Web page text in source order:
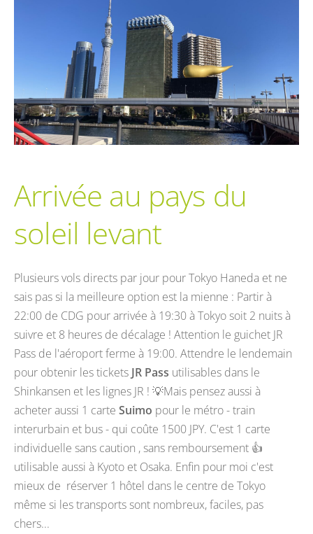
Arrivée au pays du
soleil levant
Plusieurs vols directs par jour pour Tokyo Haneda et ne
sais pas si la meilleure option est la mienne : Partir à
22:00 de CDG pour arrivée à 19:30 à Tokyo soit 2 nuits à
suivre et 8 heures de décalage ! Attention le guichet JR
Pass de l'aéroport ferme à 19:00. Attendre le lendemain
pour obtenir les tickets JR Pass utilisables dans le
Shinkansen et les lignes JR ! 💡Mais pensez aussi à
acheter aussi 1 carte Suimo pour le métro - train
interurbain et bus - qui coûte 1500 JPY. C'est 1 carte
individuelle sans caution , sans remboursement 👍
utilisable aussi à Kyoto et Osaka. Enfin pour moi c'est
mieux de réserver 1 hôtel dans le centre de Tokyo
même si les transports sont nombreux, faciles, pas
chers...